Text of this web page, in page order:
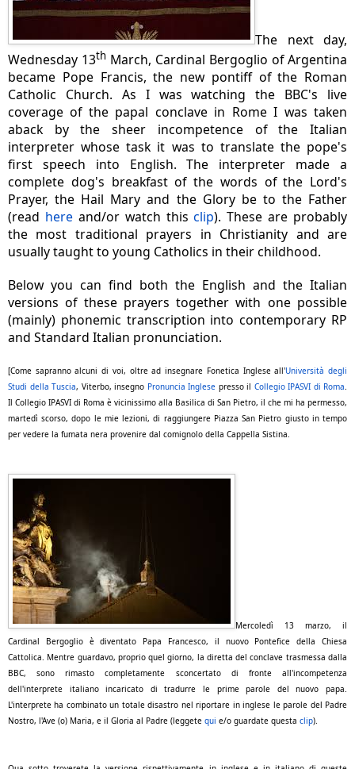
The next day,
Wednesday 13th March, Cardinal Bergoglio of Argentina
became Pope Francis, the new pontiff of the Roman
Catholic Church. As I was watching the BBC's live
coverage of the papal conclave in Rome I was taken
aback by the sheer incompetence of the Italian
interpreter whose task it was to translate the pope's
first speech into English. The interpreter made a
complete dog's breakfast of the words of the Lord's
Prayer, the Hail Mary and the Glory be to the Father
(read hereand/or watch thisclip). These are probably
the most traditional prayers in Christianity and are
usually taught to young Catholics in their childhood.
Below you can find both the English and the Italian
versions of these prayers together with one possible
(mainly) phonemic transcription into contemporary RP
and Standard Italian pronunciation.
[Come sapranno alcuni di voi, oltre ad insegnare Fonetica Inglese all'Università degli
Studi della Tuscia, Viterbo, insegno Pronuncia Inglese presso il Collegio IPASVI di Roma.
Il Collegio IPASVI di Roma è vicinissimo alla Basilica di San Pietro, il che mi ha permesso,
martedì scorso, dopo le mie lezioni, di raggiungere Piazza San Pietro giusto in tempo
per vedere la fumata nera provenire dal comignolo della Cappella Sistina.
Mercoledì 13 marzo, il
Cardinal Bergoglio è diventato Papa Francesco, il nuovo Pontefice della Chiesa
Cattolica. Mentre guardavo, proprio quel giorno, la diretta del conclave trasmessa dalla
BBC, sono rimasto completamente sconcertato di fronte all'incompetenza
dell'interprete italiano incaricato di tradurre
le prime parole del nuovo papa.
L'interprete ha combinato un totale disastro nel riportare in inglese le parole del Padre
Nostro, l'Ave (o) Maria, e il Gloria al Padre (leggete qui e/o guardate questa clip).